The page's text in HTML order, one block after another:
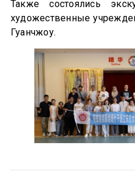
Также состоялись
художественные
Гуанчжоу.